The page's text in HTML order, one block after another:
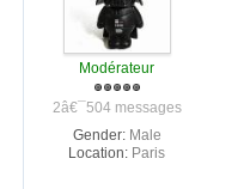
Modérateur
2â€¯504 messages
Gender: Male
Location: Paris